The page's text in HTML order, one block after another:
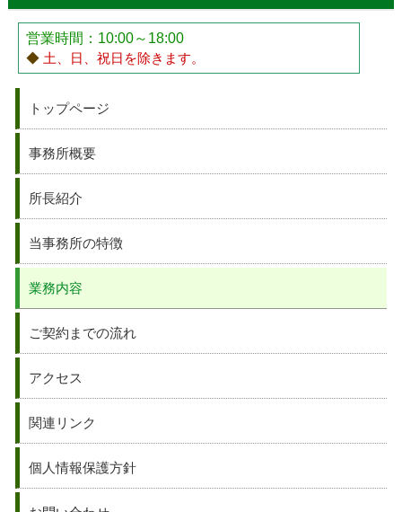
営業時間：10:00～18:00
◆ 土、日、祝日を除きます。
トップページ
事務所概要
所長紹介
当事務所の特徴
業務内容
ご契約までの流れ
アクセス
関連リンク
個人情報保護方針